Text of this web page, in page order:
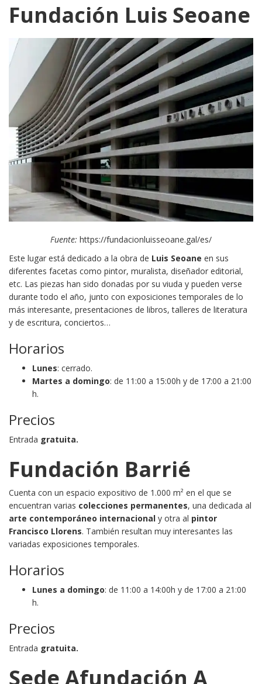
Fundación Luis Seoane
Fuente: https://fundacionluisseoane.gal/es/
Este lugar está dedicado a la obra de Luis Seoane en sus
diferentes facetas como pintor, muralista, diseñador editorial,
etc. Las piezas han sido donadas por su viuda y pueden verse
durante todo el año, junto con exposiciones temporales de lo
más interesante, presentaciones de libros, talleres de literatura
y de escritura, conciertos…
Horarios
Lunes: cerrado.
Martes a domingo: de 11:00 a 15:00h y de 17:00 a 21:00
h.
Precios
Entrada gratuita.
Fundación Barrié
Cuenta con un espacio expositivo de 1.000 m² en el que se
encuentran varias colecciones permanentes, una dedicada al
arte contemporáneo internacional y otra al pintor
Francisco Llorens. También resultan muy interesantes las
variadas exposiciones temporales.
Horarios
Lunes a domingo: de 11:00 a 14:00h y de 17:00 a 21:00
h.
Precios
Entrada gratuita.
Sede Afundación A